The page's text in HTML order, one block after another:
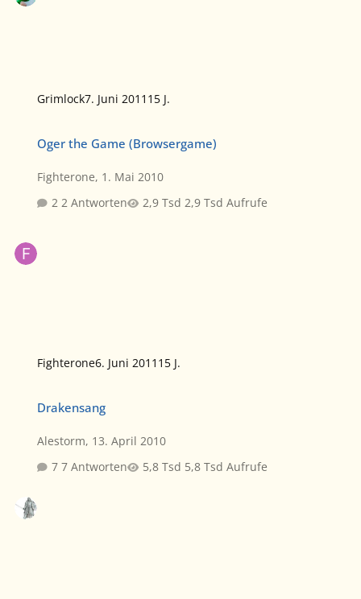
Grimlock7. Juni 2011 15 J.
Oger the Game (Browsergame)
Fighterone, 1. Mai 2010
2 Antworten
2,9 Tsd Aufrufe
Fighterone6. Juni 2011 15 J.
Drakensang
Alestorm, 13. April 2010
7 Antworten
5,8 Tsd Aufrufe